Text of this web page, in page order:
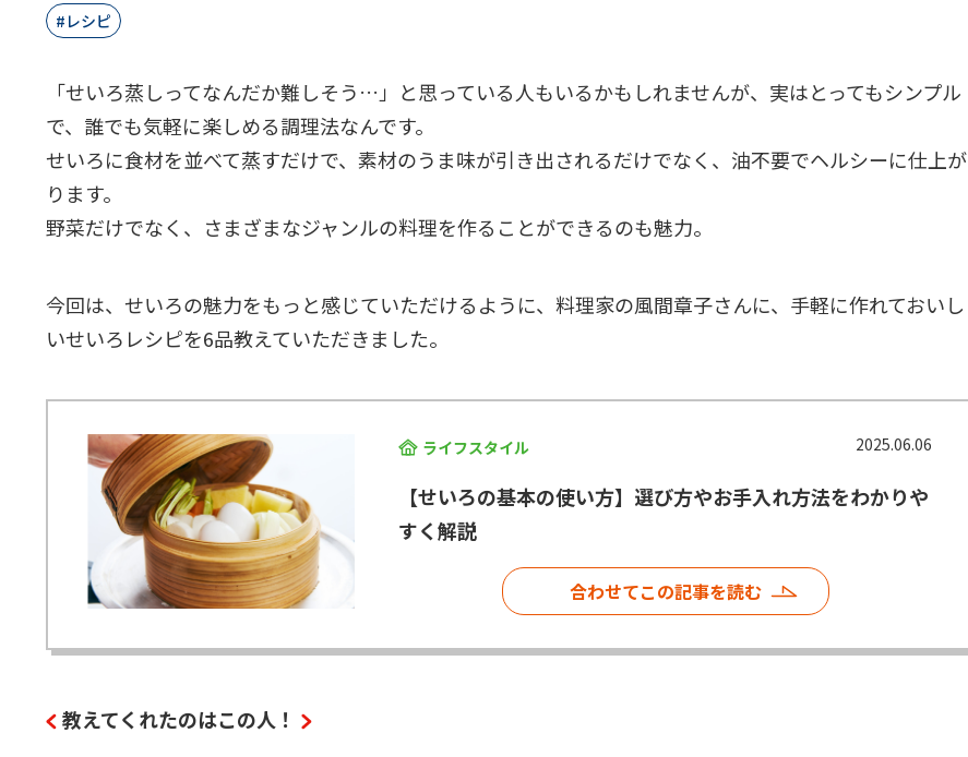
レシピ
「せいろ蒸しってなんだか難しそう…」と思っている人もいるかもしれませんが、実はとってもシンプル
で、誰でも気軽に楽しめる調理法なんです。
せいろに食材を並べて蒸すだけで、素材のうま味が引き出されるだけでなく、油不要でヘルシーに仕上が
ります。
野菜だけでなく、さまざまなジャンルの料理を作ることができるのも魅力。
今回は、せいろの魅力をもっと感じていただけるように、料理家の風間章子さんに、手軽に作れておいし
いせいろレシピを6品教えていただきました。
ライフスタイル 2025.06.06
【せいろの基本の使い方】選び方やお手入れ方法をわかりや
すく解説
合わせてこの記事を読む
教えてくれたのはこの人！